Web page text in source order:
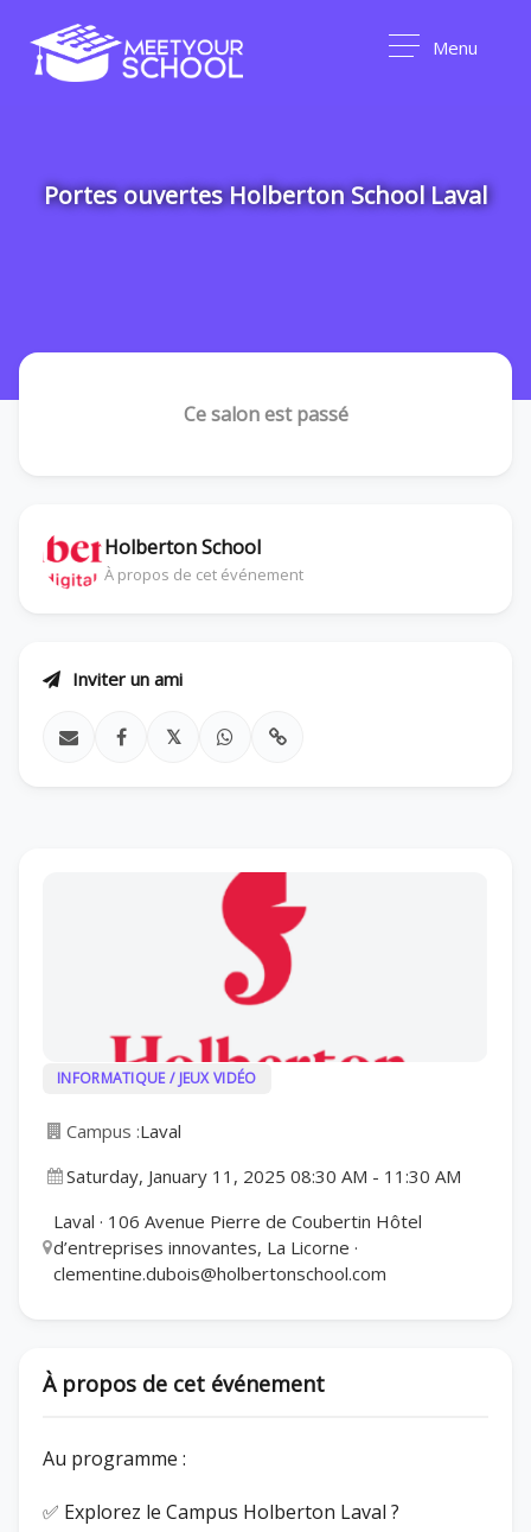
Menu
Portes ouvertes Holberton School Laval
INFORMATIQUE / JEUX VIDÉO
Campus :Laval
Saturday, January 11, 2025 08:30 AM - 11:30 AM
Laval · 106 Avenue Pierre de Coubertin Hôtel
d’entreprises innovantes, La Licorne ·
clementine.dubois@holbertonschool.com
À propos de cet événement
Au programme :
✅ Explorez le Campus Holberton Laval ?
Ce salon est passé
Holberton School
À propos de cet événement
Inviter un ami
𝕏